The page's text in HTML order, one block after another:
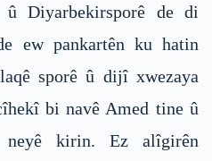
û Diyarbekirsporê de di
ew pankartên ku hatin
sporê û dijî xwezaya
bi navê Amed tine û
neyê kirin. Ez alîgirên